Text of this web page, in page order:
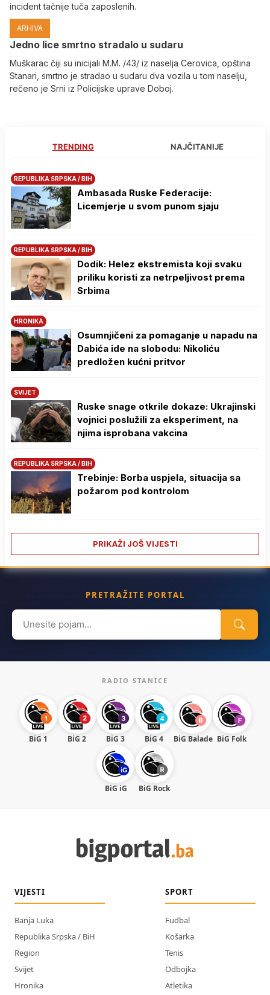
incident tačnije tuča zaposlenih.
ARHIVA
Јedno lice smrtno stradalo u sudaru
Muškarac čiji su inicijali M.M. /43/ iz naselja Cerovica, opština
Stanari, smrtno je stradao u sudaru dva vozila u tom naselju,
rečeno je Srni iz Policijske uprave Doboj.
TRENDING NAJČITANIJE
REPUBLIKA SRPSKA / BIH
Ambasada Ruske Federacije:
Licemjerje u svom punom sjaju
REPUBLIKA SRPSKA / BIH
Dodik: Helez ekstremista koji svaku
priliku koristi za netrpeljivost prema
Srbima
HRONIKA
Osumnjičeni za pomaganje u napadu na
Dabića ide na slobodu: Nikoliću
predložen kućni pritvor
SVIJET
Ruske snage otkrile dokaze: Ukrajinski
vojnici poslužili za eksperiment, na
njima isprobana vakcina
REPUBLIKA SRPSKA / BIH
Trebinje: Borba uspjela, situacija sa
požarom pod kontrolom
PRIKAŽI JOŠ VIJESTI
PRETRAŽITE PORTAL
Search
for:
RADIO STANICE
BiG 1 BiG 2 BiG 3 BiG 4 BiG Balade BiG Folk
BiG iG BiG Rock
VIJESTI
Banja Luka
Republika Srpska / BiH
Region
Svijet
Hronika
SPORT
Fudbal
Košarka
Tenis
Odbojka
Atletika